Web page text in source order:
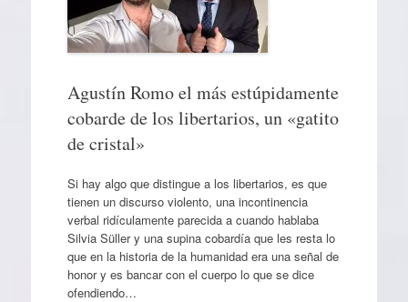
Agustín Romo el más estúpidamente
cobarde de los libertarios, un «gatito
de cristal»
Si hay algo que distingue a los libertarios, es que
tienen un discurso violento, una incontinencia
verbal ridículamente parecida a cuando hablaba
Silvia Süller y una supina cobardía que les resta lo
que en la historia de la humanidad era una señal de
honor y es bancar con el cuerpo lo que se dice
ofendiendo…